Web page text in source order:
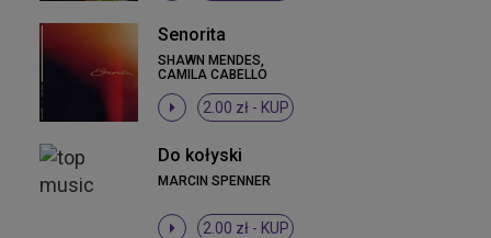
Senorita
SHAWN MENDES,
CAMILA CABELLO
2.00 zł - KUP
Do kołyski
MARCIN SPENNER
2.00 zł - KUP